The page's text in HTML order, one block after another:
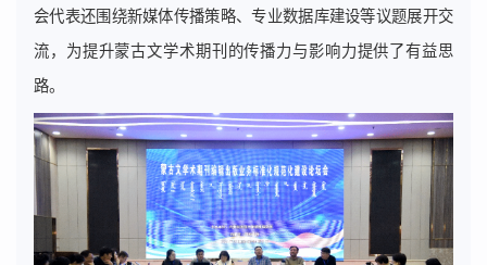
会代表还围绕新媒体传播策略、专业数据库建设等议题展开交
流，为提升蒙古文学术期刊的传播力与影响力提供了有益思
路。